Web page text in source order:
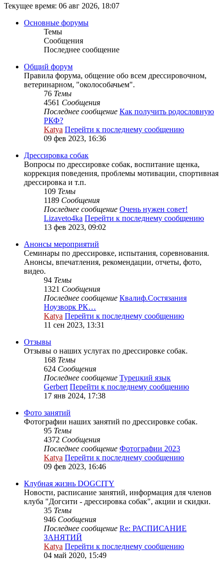
Текущее время: 06 авг 2026, 18:07
Основные форумы
Темы
Сообщения
Последнее сообщение
Общий форум
Правила форума, общение обо всем дрессировочном,
ветеринарном, "околособачьем".
76 Темы
4561 Сообщения
Последнее сообщение Как получить родословную
РКФ?
Katya Перейти к последнему сообщению
09 фев 2023, 16:36
Дрессировка собак
Вопросы по дрессировке собак, воспитание щенка,
коррекция поведения, проблемы мотивации, спортивная
дрессировка и т.п.
109 Темы
1189 Сообщения
Последнее сообщение Очень нужен совет!
Lizaveto4ka Перейти к последнему сообщению
13 фев 2023, 09:02
Анонсы мероприятий
Семинары по дрессировке, испытания, соревнования.
Анонсы, впечатления, рекомендации, отчеты, фото,
видео.
94 Темы
1321 Сообщения
Последнее сообщение Квалиф.Состязания
Ноузворк РК…
Katya Перейти к последнему сообщению
11 сен 2023, 13:31
Отзывы
Отзывы о наших услугах по дрессировке собак.
168 Темы
624 Сообщения
Последнее сообщение Турецкий язык
Gerbert Перейти к последнему сообщению
17 янв 2024, 17:38
Фото занятий
Фотографии наших занятий по дрессировке собак.
95 Темы
4372 Сообщения
Последнее сообщение Фотографии 2023
Katya Перейти к последнему сообщению
09 фев 2023, 16:46
Клубная жизнь DOGCITY
Новости, расписание занятий, информация для членов
клуба "Догсити - дрессировка собак", акции и скидки.
35 Темы
946 Сообщения
Последнее сообщение Re: РАСПИСАНИЕ
ЗАНЯТИЙ
Katya Перейти к последнему сообщению
04 май 2020, 15:49